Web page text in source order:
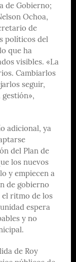
de Gobierno;
Ochoa,
de
políticos del
que ha
visibles. «La
Cambiarlos
seguir,
gestión»,
adicional, ya
del Plan de
los nuevos
y empiecen a
de gobierno
ritmo de los
espera
y no
de Roy